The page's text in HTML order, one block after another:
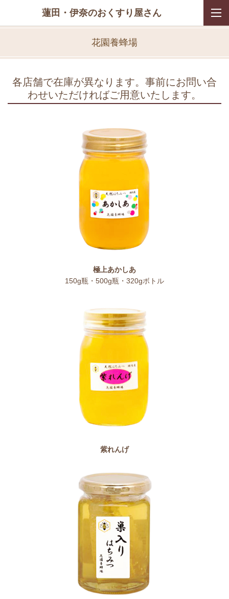
蓮田・伊奈のおくすり屋さん
花園養蜂場
各店舗で在庫が異なります。事前にお問い合
わせいただければご用意いたします。
極上あかしあ
150g瓶・500g瓶・320gボトル
紫れんげ